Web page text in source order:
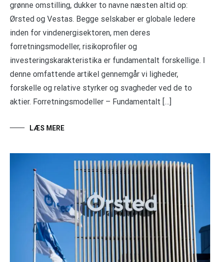
grønne omstilling, dukker to navne næsten altid op:
Ørsted og Vestas. Begge selskaber er globale ledere
inden for vindenergisektoren, men deres
forretningsmodeller, risikoprofiler og
investeringskarakteristika er fundamentalt forskellige. I
denne omfattende artikel gennemgår vi ligheder,
forskelle og relative styrker og svagheder ved de to
aktier. Forretningsmodeller – Fundamentalt […]
LÆS MERE